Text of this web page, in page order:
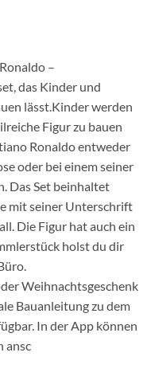
–
das Kinder und
lässt.Kinder werden
Figur zu bauen
Ronaldo entweder
oder bei einem seiner
Das Set beinhaltet
mit seiner Unterschrift
Die Figur hat auch ein
holst du dir
Weihnachtsgeschenk
Bauanleitung zu dem
In der App können
ansc